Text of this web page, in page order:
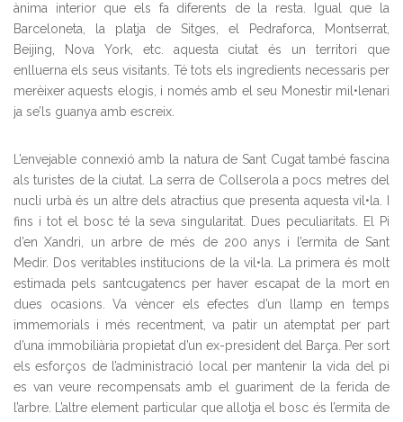
ànima interior que els fa diferents de la resta. Igual que la
Barceloneta, la platja de Sitges, el Pedraforca, Montserrat,
Beijing, Nova York, etc. aquesta ciutat és un territori que
enlluerna els seus visitants. Té tots els ingredients necessaris per
merèixer aquests elogis, i només amb el seu Monestir mil•lenari
ja se’ls guanya amb escreix.
L’envejable connexió amb la natura de Sant Cugat també fascina
als turistes de la ciutat. La serra de Collserola a pocs metres del
nucli urbà és un altre dels atractius que presenta aquesta vil•la. I
fins i tot el bosc té la seva singularitat. Dues peculiaritats. El Pi
d’en Xandri, un arbre de més de 200 anys i l’ermita de Sant
Medir. Dos veritables institucions de la vil•la. La primera és molt
estimada pels santcugatencs per haver escapat de la mort en
dues ocasions. Va vèncer els efectes d’un llamp en temps
immemorials i més recentment, va patir un atemptat per part
d’una immobiliària propietat d’un ex-president del Barça. Per sort
els esforços de l’administració local per mantenir la vida del pi
es van veure recompensats amb el guariment de la ferida de
l’arbre. L’altre element particular que allotja el bosc és l’ermita de